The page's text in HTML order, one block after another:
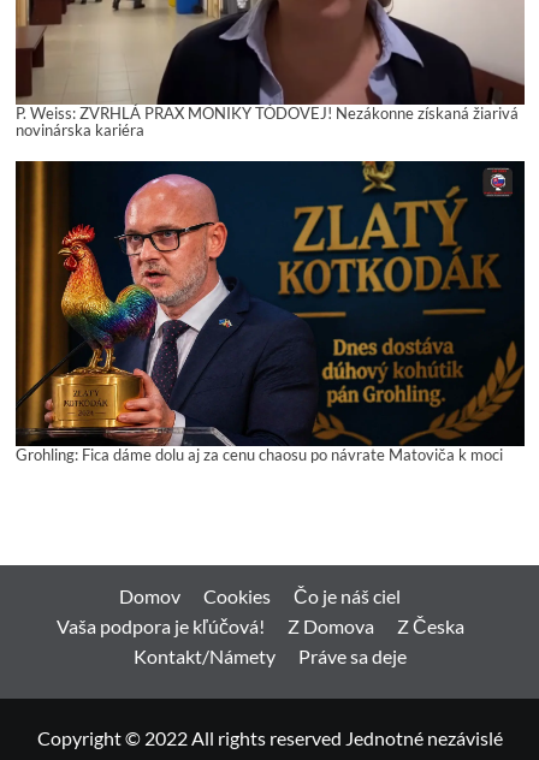
P. Weiss: ZVRHLÁ PRAX MONIKY TÓDOVEJ! Nezákonne získaná žiarivá
novinárska kariéra
Grohling: Fica dáme dolu aj za cenu chaosu po návrate Matoviča k moci
Domov Cookies
Čo je náš ciel
Vaša podpora je kľúčová!
Z Domova
Z Česka
Kontakt/Námety
Práve sa deje
Copyright © 2022 All rights reserved Jednotné nezávislé